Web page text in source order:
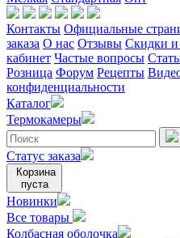
Контакты Официальные
заказа О нас Отзывы Скидки и
кабинет Частые вопросы
Розница Форум Рецепты
конфиденциальности
Каталог
Термокамеры
Статус заказа
Корзина
пуста
Новинки
Все товары
Колбасная оболочка